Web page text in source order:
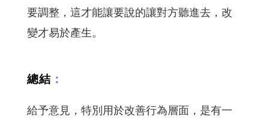
要調整，這才能讓要說的讓對方聽進去，改
變才易於產生。
總結 ：
給予意見，特別用於改善行為層面，是有一